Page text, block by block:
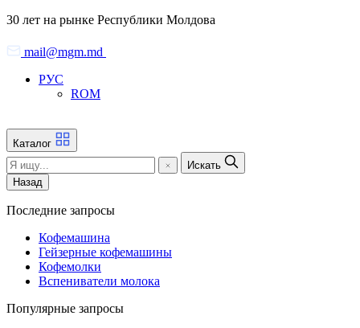
Skip
the
content
30 лет на рынке Республики Молдова
mail@mgm.md
РУС
ROM
Каталог
Искать
Назад
Последние запросы
Кофемашина
Гейзерные кофемашины
Кофемолки
Вспениватели молока
Популярные запросы